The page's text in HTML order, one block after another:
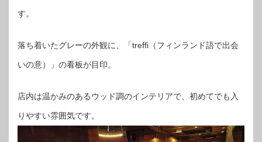
す。
落ち着いたグレーの外観に、「treffi（フィンランド語で出会
いの意）」の看板が目印。
店内は温かみのあるウッド調のインテリアで、初めてでも入
りやすい雰囲気です。